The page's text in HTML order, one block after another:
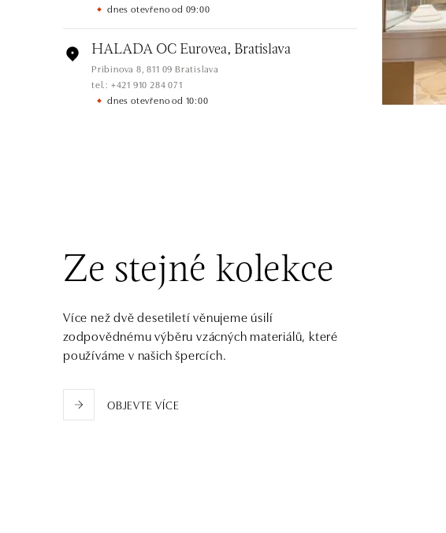
dnes otevřeno od 09:00
HALADA OC Eurovea, Bratislava
Pribinova 8, 811 09 Bratislava
tel.: +421 910 284 071
dnes otevřeno od 10:00
Einsteinova 18, 851 01 Bratislava
tel.: +421 917 090 891
dnes otevřeno od 10:00
Ze stejné kolekce
Více než dvě desetiletí věnujeme úsilí
zodpovědnému výběru vzácných materiálů, které
používáme v našich špercích.
OBJEVTE VÍCE